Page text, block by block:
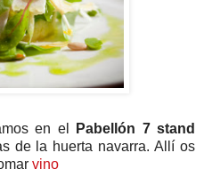
en el
Pabellón 7 stand
de la huerta navarra. Allí os
vino